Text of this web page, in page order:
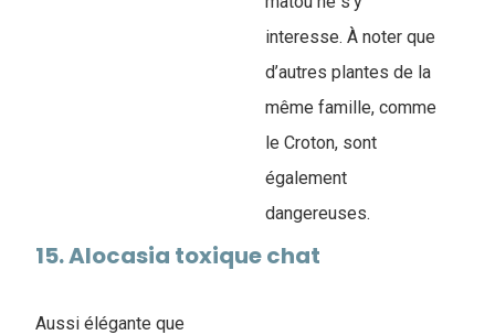
interesse. À noter que
d’autres plantes de la
même famille, comme
le Croton, sont
également
dangereuses.
15. ​Alocasia toxique chat
Aussi élégante que